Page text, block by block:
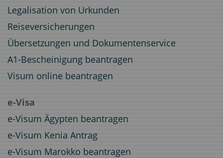
Legalisation von Urkunden
Reiseversicherungen
Übersetzungen und Dokumentenservice
A1-Bescheinigung beantragen
Visum online beantragen
e-Visa
e-Visum Ägypten beantragen
e-Visum Kenia Antrag
e-Visum Marokko beantragen